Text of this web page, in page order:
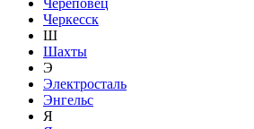
Череповец
Черкесск
Ш
Шахты
Э
Электросталь
Энгельс
Я